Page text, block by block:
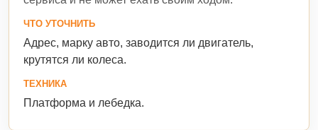
ЧТО УТОЧНИТЬ
Адрес, марку авто, заводится ли двигатель,
крутятся ли колеса.
ТЕХНИКА
Платформа и лебедка.